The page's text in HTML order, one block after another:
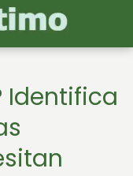
Identifica